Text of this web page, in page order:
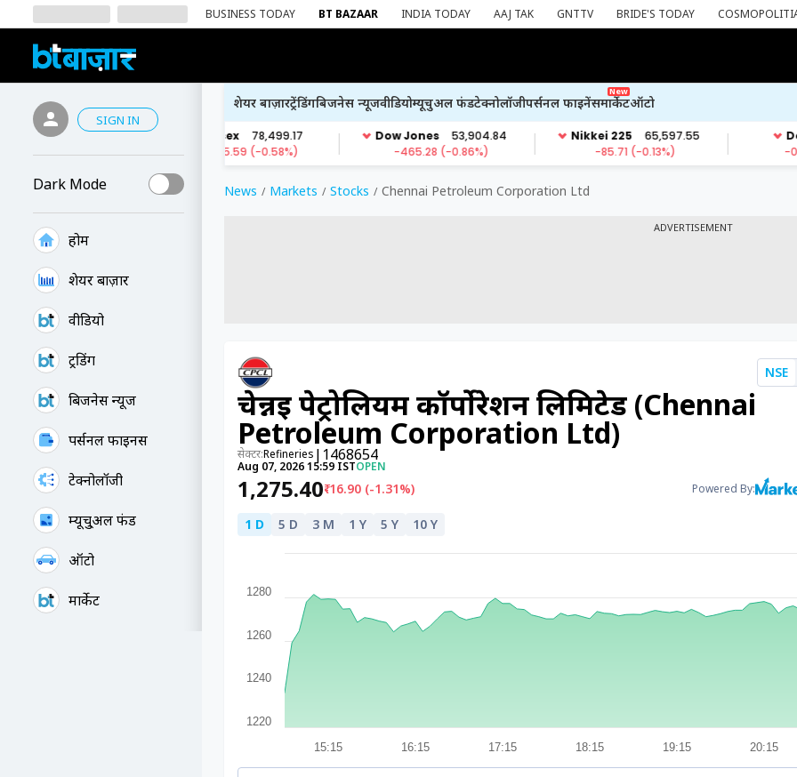
BUSINESS TODAY BT BAZAAR INDIA TODAY AAJ TAK GNTTV BRIDE'S TODAY
SIGN IN
Dark Mode
होम
शेयर बाज़ार
वीडियो
ट्रेंडिंग
बिजनेस न्यूज
पर्सनल फाइनेंस
टेक्नोलॉजी
म्यूचु्अल फंड
ऑटो
मार्केट
शेयर बाज़ारट्रेंडिंगबिजनेस न्यूजवीडियोम्यूचुअल फंडटेक्नोलॉजीपर्सनल फाइनेंस
New
मार्केटऑटो
News Markets Stocks Chennai Petroleum Corporation Ltd
ADVERTISEMENT
NSE
चेन्नई पेट्रोलियम कॉर्पोरेशन लिमिटेड (Chennai
Petroleum Corporation Ltd)
सेक्टर:Refineries | 1468654
Aug 07, 2026 15:59 ISTOPEN
₹1,275.40₹-16.90 (-1.31%) Powered By:
1 D 5 D 3 M 1 Y 5 Y 10 Y
15:15 16:15 17:15 18:15 19:15 20:15
1220
1240
1260
1280